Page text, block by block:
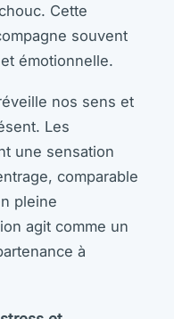
Cette
souvent
émotionnelle.
nos sens et
Les
une sensation
comparable
pleine
agit comme un
à